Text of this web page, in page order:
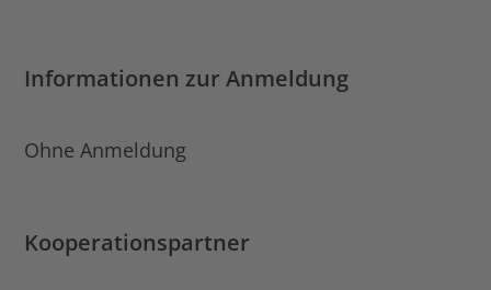
Informationen zur Anmeldung
Ohne Anmeldung
Kooperationspartner